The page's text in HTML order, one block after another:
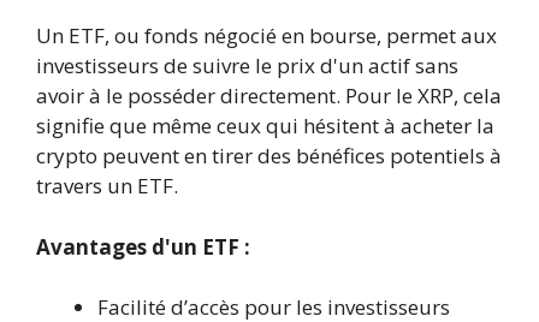
Un ETF, ou fonds négocié en bourse, permet aux
investisseurs de suivre le prix d'un actif sans
avoir à le posséder directement. Pour le XRP, cela
signifie que même ceux qui hésitent à acheter la
crypto peuvent en tirer des bénéfices potentiels à
travers un ETF.
Avantages d'un ETF :
Facilité d’accès pour les investisseurs